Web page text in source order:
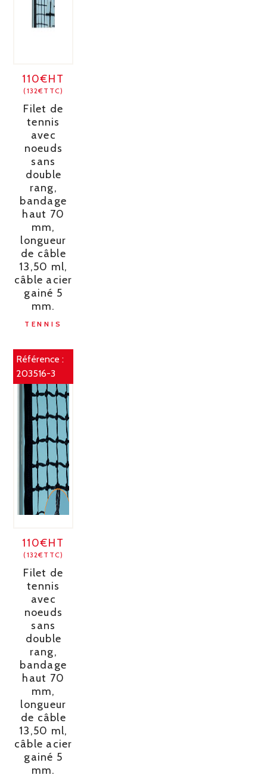
110€HT
(132€TTC)
Filet de
tennis
avec
noeuds
sans
double
rang,
bandage
haut 70
mm,
longueur
de câble
13,50 ml,
câble acier
gainé 5
mm.
TENNIS
Référence :
203516-3
110€HT
(132€TTC)
Filet de
tennis
avec
noeuds
sans
double
rang,
bandage
haut 70
mm,
longueur
de câble
13,50 ml,
câble acier
gainé 5
mm.